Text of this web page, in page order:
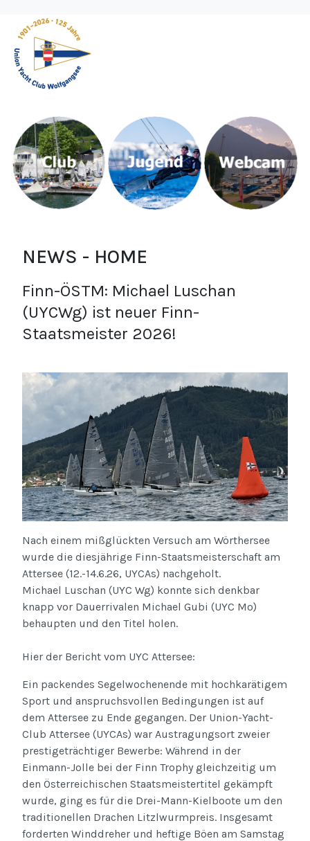
NEWS - HOME
Finn-ÖSTM: Michael Luschan
(UYCWg) ist neuer Finn-
Staatsmeister 2026!
Nach einem mißglückten Versuch am Wörthersee
wurde die diesjährige Finn-Staatsmeisterschaft am
Attersee (12.-14.6.26, UYCAs) nachgeholt.
Michael Luschan (UYC Wg) konnte sich denkbar
knapp vor Dauerrivalen Michael Gubi (UYC Mo)
behaupten und den Titel holen.
Hier der Bericht vom UYC Attersee:
Ein packendes Segelwochenende mit hochkarätigem
Sport und anspruchsvollen Bedingungen ist auf
dem Attersee zu Ende gegangen. Der Union-Yacht-
Club Attersee (UYCAs) war Austragungsort zweier
prestigeträchtiger Bewerbe: Während in der
Einmann-Jolle bei der Finn Trophy gleichzeitig um
den Österreichischen Staatsmeistertitel gekämpft
wurde, ging es für die Drei-Mann-Kielboote um den
traditionellen Drachen Litzlwurmpreis. Insgesamt
forderten Winddreher und heftige Böen am Samstag